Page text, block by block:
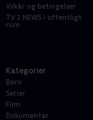
Vilkår og betingelser
TV 2 NEWS i offentligt
rum
Kategorier
Børn
Serier
Film
Dokumentar